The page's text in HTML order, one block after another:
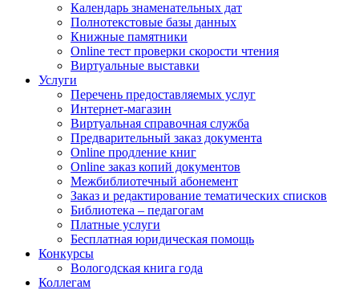
Календарь знаменательных дат
Полнотекстовые базы данных
Книжные памятники
Online тест проверки скорости чтения
Виртуальные выставки
Услуги
Перечень предоставляемых услуг
Интернет-магазин
Виртуальная справочная служба
Предварительный заказ документа
Online продление книг
Online заказ копий документов
Межбиблиотечный абонемент
Заказ и редактирование тематических списков
Библиотека – педагогам
Платные услуги
Бесплатная юридическая помощь
Конкурсы
Вологодская книга года
Коллегам